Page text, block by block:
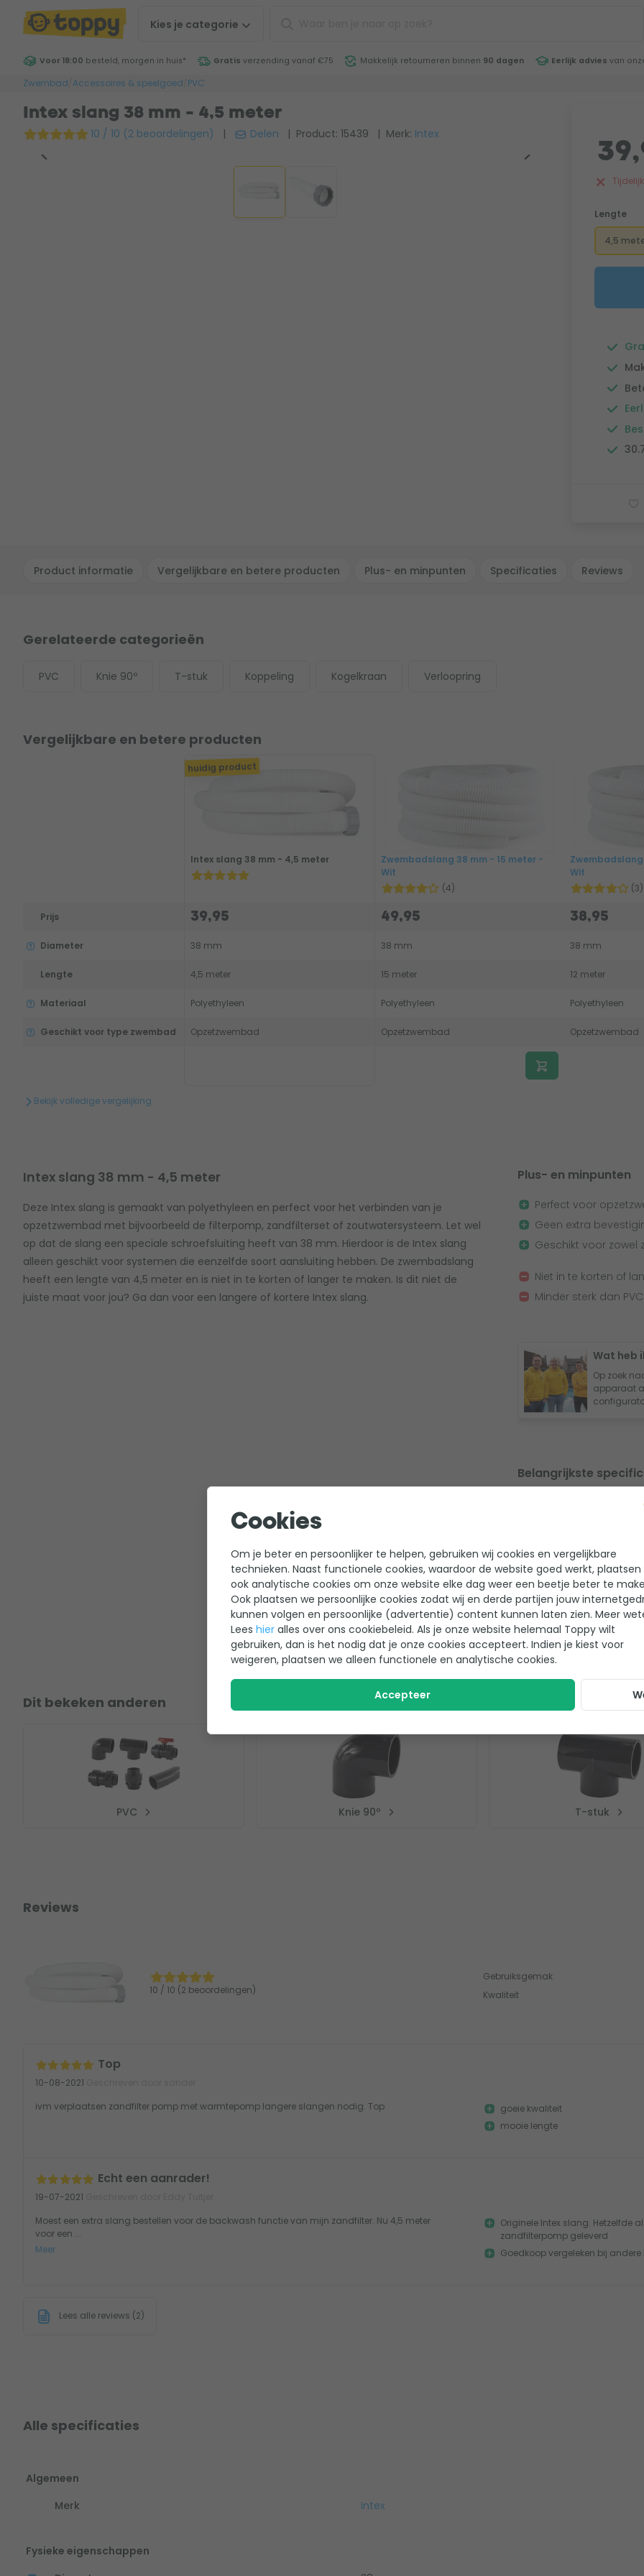
Kies je categorie
Voor 18:00 besteld, morgen in huis* Gratis verzending vanaf €75 Makkelijk retourneren binnen 90 dagen Eerlijk advies van
Zwembad Accessoires & speelgoed PVC
Intex slang 38 mm - 4,5 meter
10 / 10 (2 beoordelingen) | Delen | Product: 15439 | Merk: Intex
Lengte
4,5
Product informatie Vergelijkbare en betere producten Plus- en minpunten Specificaties Reviews
Gerelateerde categorieën
PVC Knie 90º T-stuk Koppeling Kogelkraan Verloopring
Vergelijkbare en betere producten
Prijs
Diameter
Lengte
Materiaal
Geschikt voor type zwembad
huidig product
Intex slang 38 mm - 4,5 meter
39,95
38 mm
4,5 meter
Polyethyleen
Opzetzwembad
Zwembadslang 38 mm - 15 meter -
Wit
(4)
49,95
38 mm
15 meter
Polyethyleen
Opzetzwembad
Zwembadslang
Wit
(3)
38,95
38 mm
12 meter
Polyethyleen
Opzetzwembad
Bekijk volledige vergelijking
Intex slang 38 mm - 4,5 meter
Deze Intex slang is gemaakt van polyethyleen en perfect voor het verbinden van je
opzetzwembad met bijvoorbeeld de filterpomp, zandfilterset of zoutwatersysteem. Let wel
op dat de slang een speciale schroefsluiting heeft van 38 mm. Hierdoor is de Intex slang
alleen geschikt voor systemen die eenzelfde soort aansluiting hebben. De zwembadslang
heeft een lengte van 4,5 meter en is niet in te korten of langer te maken. Is dit niet de
juiste maat voor jou? Ga dan voor een langere of kortere Intex slang.
Plus- en minpunten
Perfect voor
Geen extra
Geschikt voor
Niet in te korten of
Minder sterk dan
Wat heb
Op zoek
apparaat
Belangrijkste
Materiaal
Geschikt voor
zwembad
Dit bekeken anderen
PVC Knie 90º T-stuk
Reviews
10 / 10 (2 beoordelingen)
Gebruiksgemak
Kwaliteit
Top
10-08-2021
ivm verplaatsen zandfilter pomp met warmtepomp langere slangen nodig. Top
goeie kwaliteit
mooie lengte
Echt een aanrader!
19-07-2021
Moest een extra slang bestellen voor de backwash functie van mijn zandfilter. Nu 4,5 meter
voor een ...
Meer
Originele Intex slang. Hetzelfde
zandfilterpomp geleverd
Goedkoop vergeleken bij andere
Lees alle reviews (2)
Alle specificaties
Algemeen
Merk
Intex
Fysieke eigenschappen
Cookies
Om je beter en persoonlijker te helpen, gebruiken wij cookies en vergelijkbare
technieken. Naast functionele cookies, waardoor de website goed werkt, plaatsen
ook analytische cookies om onze website elke dag weer een beetje beter te
Ook plaatsen we persoonlijke cookies zodat wij en derde partijen jouw
kunnen volgen en persoonlijke (advertentie) content kunnen laten zien. Meer
Lees hier alles over ons cookiebeleid. Als je onze website helemaal Toppy wilt
gebruiken, dan is het nodig dat je onze cookies accepteert. Indien je kiest voor
weigeren, plaatsen we alleen functionele en analytische cookies.
Accepteer